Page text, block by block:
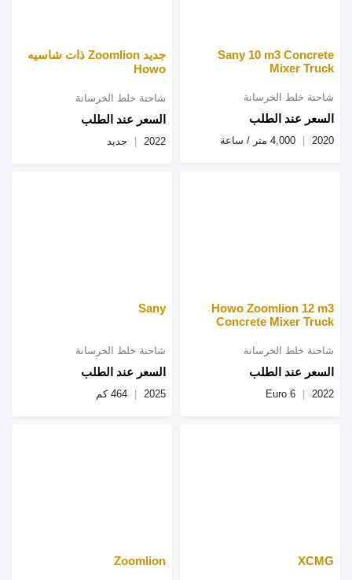
Sany 10 m3 Concrete
Mixer Truck
السعر عند الطلب
شاحنة خلط الخرسانة
2020 4,000 متر / ساعة
جديد Zoomlion ذات شاسيه
Howo
السعر عند الطلب
شاحنة خلط الخرسانة
2022 جديد
Howo Zoomlion 12 m3
Concrete Mixer Truck
السعر عند الطلب
شاحنة خلط الخرسانة
2022
Euro 6
Sany
السعر عند الطلب
شاحنة خلط الخرسانة
2025 464 كم
XCMG
Zoomlion